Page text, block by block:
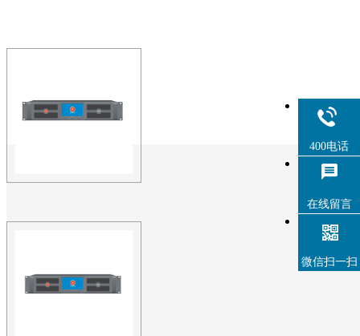
PRS功放 PL系列
功放 功率放大器
400电话
在线留言
微信扫一扫